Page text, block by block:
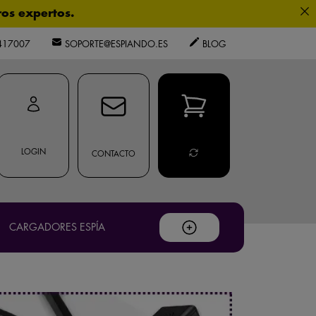
SOPORTE@ESPIANDO.ES BLOG
LOGIN CONTACTO
CARGADORES ESPÍA
expertos.